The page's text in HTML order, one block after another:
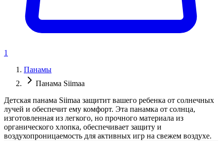
1
Панамы
Панама Siimaa
Детская панама Siimaa защитит вашего ребенка от солнечных
лучей и обеспечит ему комфорт. Эта панамка от солнца,
изготовленная из легкого, но прочного материала из
органического хлопка, обеспечивает защиту и
воздухопроницаемость для активных игр на свежем воздухе.